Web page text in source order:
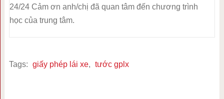
24/24 Cảm ơn anh/chị đã quan tâm đến chương trình
học của trung tâm.
Tags: giấy phép lái xe, tước gplx